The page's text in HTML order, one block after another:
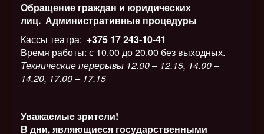
Обращение граждан и юридических
лиц. Административные процедуры
Кассы театра: +375 17 243-10-41
Время работы: с 10.00 до 20.00 без выходных.
Технические перерывы 12.00 – 12.15, 14.00 –
14.20, 17.00 – 17.15
Уважаемые зрители!
В дни, являющиеся государственными